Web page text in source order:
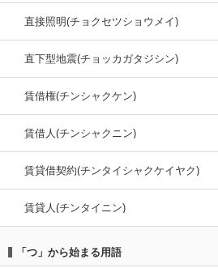
直接照明(チョクセツショウメイ)
直下型地震(チョッカガタジシン)
賃借権(チンシャクケン)
賃借人(チンシャクニン)
賃貸借契約(チンタイシャクケイヤク)
賃貸人(チンタイニン)
「つ」から始まる用語